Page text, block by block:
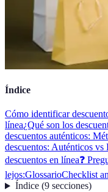
Índice
Cómo identificar
línea¿Qué son los
descuentos auténticos:
descuentos: Auténticos vs
descuentos en línea❓
lejos:GlossarioChecklist
Índice(9 secciones)